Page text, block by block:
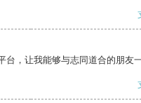
台，让我能够与志同道合的朋友一